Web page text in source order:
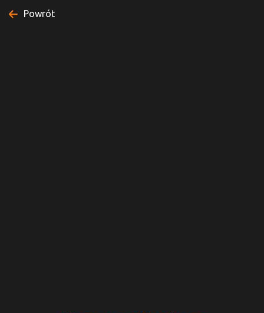
Powrót